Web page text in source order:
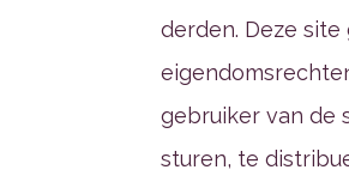
derden. Deze
gebruiker van de
sturen, te